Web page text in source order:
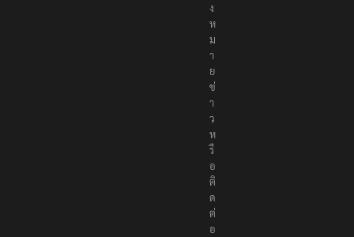
ง
ห
ม
า
ย
ข่
า
ว
ห
รื
อ
ติ
ด
ต่
อ